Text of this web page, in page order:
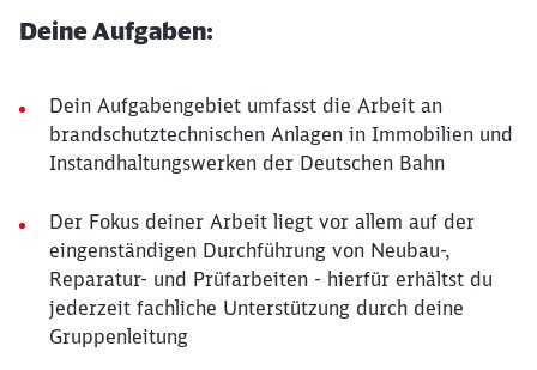
Deine Aufgaben:
Dein Aufgabengebiet umfasst die Arbeit an
brandschutztechnischen Anlagen in Immobilien und
Instandhaltungswerken der Deutschen Bahn
Der Fokus deiner Arbeit liegt vor allem auf der
eingenständigen Durchführung von Neubau-,
Reparatur- und Prüfarbeiten - hierfür erhältst du
jederzeit fachliche Unterstützung durch deine
Gruppenleitung